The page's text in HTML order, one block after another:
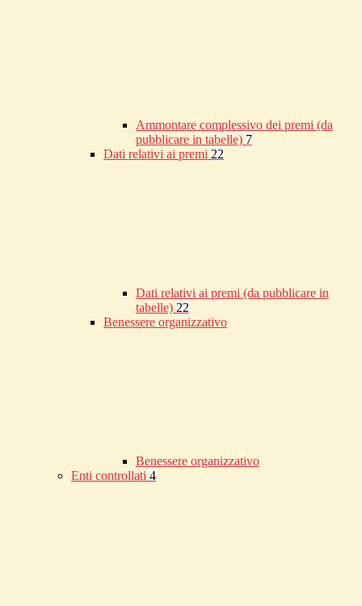
Ammontare complessivo dei premi (da
pubblicare in tabelle) 7
Dati relativi ai premi 22
Dati relativi ai premi (da pubblicare in
tabelle) 22
Benessere organizzativo
Benessere organizzativo
Enti controllati 4